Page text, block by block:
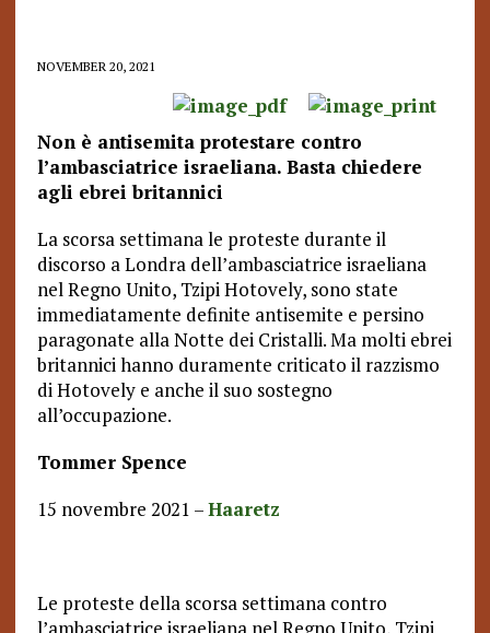
NOVEMBER 20, 2021
Non è antisemita protestare contro
l’ambasciatrice israeliana. Basta chiedere
agli ebrei britannici
La scorsa settimana le proteste durante il
discorso a Londra dell’ambasciatrice israeliana
nel Regno Unito, Tzipi Hotovely, sono state
immediatamente definite antisemite e persino
paragonate alla Notte dei Cristalli.Ma molti ebrei
britannici hanno duramente criticato il razzismo
di Hotovely e anche il suo sostegno
all’occupazione.
Tommer Spence
15 novembre 2021 –Haaretz
Le proteste della scorsa settimana contro